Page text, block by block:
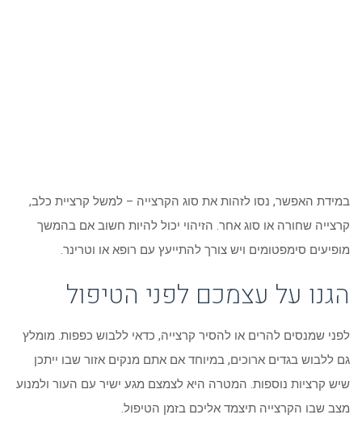
במידת האפשר, נסו לזהות את סוג הקרצייה – למשל קרציית כלב,
קרצייה שחורה או סוג אחר. הזיהוי יכול להיות חשוב אם בהמשך
מופיעים סימפטומים ויש צורך להתייעץ עם רופא או וטרינר.
הגנו על עצמכם לפני הטיפול
לפני שמנסים להרים או להסיר קרצייה, כדאי ללבוש כפפות. מומלץ
גם ללבוש בגדים ארוכים, במיוחד אם אתם מנקים אזור שבו ייתכן
שיש קרציות נוספות. המטרה היא לצמצם מגע ישיר עם העור ולמנוע
מצב שבו הקרצייה תיצמד אליכם בזמן הטיפול.